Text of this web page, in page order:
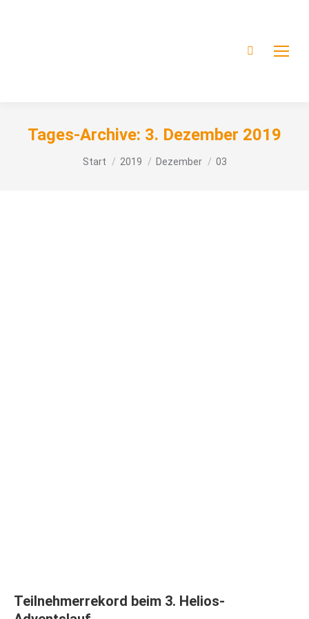
Tages-Archive: 3. Dezember 2019
Sie befinden sich hier:
Start 2019 Dezember 03
Teilnehmerrekord beim 3. Helios-